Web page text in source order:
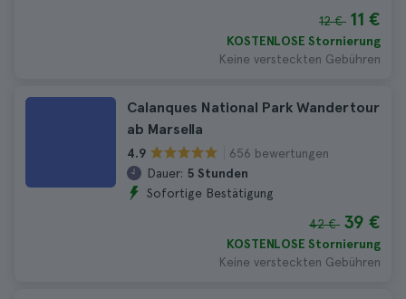
12 € 11 €
KOSTENLOSE Stornierung
Keine versteckten Gebühren
Calanques National Park Wandertour
ab Marsella
4.9
656 bewertungen
Dauer: 5 Stunden
Sofortige Bestätigung
42 € 39 €
KOSTENLOSE Stornierung
Keine versteckten Gebühren